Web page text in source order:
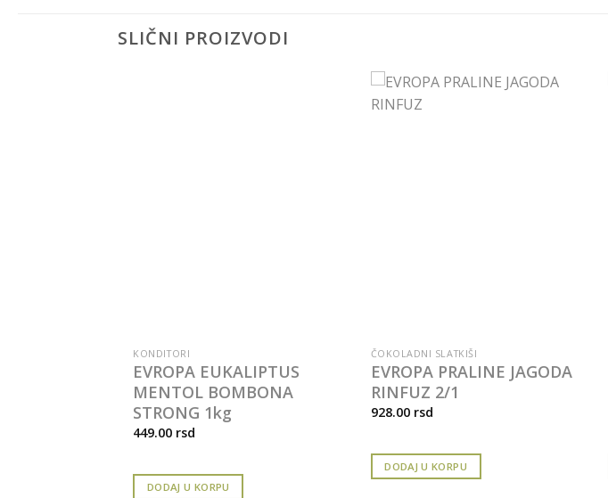
SLIČNI PROIZVODI
KONDITORI
EVROPA EUKALIPTUS
MENTOL BOMBONA
STRONG 1kg
449.00 rsd
DODAJ U KORPU
ČOKOLADNI SLATKIŠI
EVROPA PRALINE JAGODA
RINFUZ 2/1
928.00 rsd
DODAJ U KORPU